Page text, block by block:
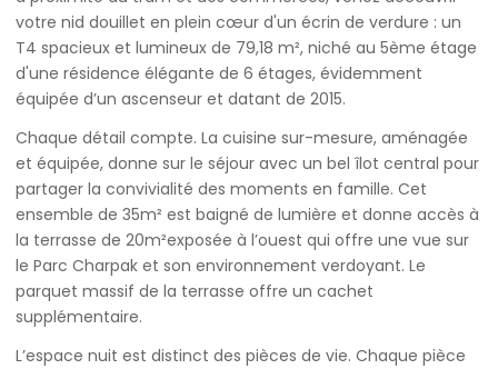
votre nid douillet en plein cœur d'un écrin de verdure : un
T4 spacieux et lumineux de 79,18 m², niché au 5ème étage
d'une résidence élégante de 6 étages, évidemment
équipée d’un ascenseur et datant de 2015.
Chaque détail compte. La cuisine sur-mesure, aménagée
et équipée, donne sur le séjour avec un bel îlot central pour
partager la convivialité des moments en famille. Cet
ensemble de 35m² est baigné de lumière et donne accès à
la terrasse de 20m²exposée à l’ouest qui offre une vue sur
le Parc Charpak et son environnement verdoyant. Le
parquet massif de la terrasse offre un cachet
supplémentaire.
L’espace nuit est distinct des pièces de vie. Chaque pièce